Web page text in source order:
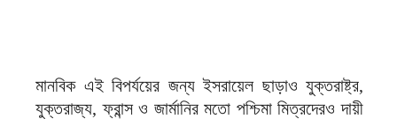
মানবিক এই বিপর্যয়ের জন্য ইসরায়েল ছাড়াও যুক্তরাষ্ট্র,
যুক্তরাজ্য, ফ্রান্স ও জার্মানির মতো পশ্চিমা মিত্রদেরও দায়ী